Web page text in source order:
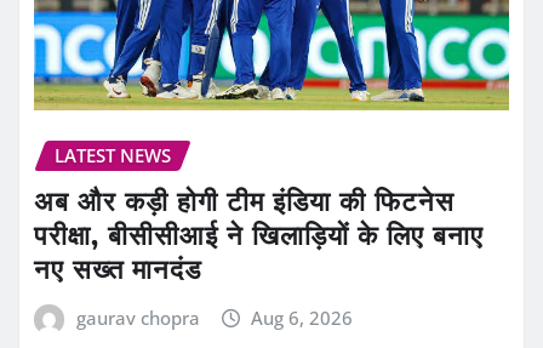
LATEST NEWS
अब और कड़ी होगी टीम इंडिया की फिटनेस
परीक्षा, बीसीसीआई ने खिलाड़ियों के लिए बनाए
नए सख्त मानदंड
gaurav chopra Aug 6, 2026